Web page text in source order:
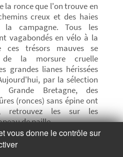
la ronce que l'on trouve en
creux et des haies
la campagne. Tous les
vagabondés en vélo à la
ces trésors mauves se
de la morsure cruelle
grandes lianes hérissées
par la sélection
Grande Bretagne, des
(ronces) sans épine ont
retrouvez les sur les
de paille.
vous donne le contrôle sur